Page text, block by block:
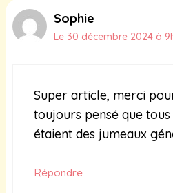
Sophie
Le 30 décembre 2024 à
Super article, merci
toujours pensé que
étaient des jumeaux
Répondre